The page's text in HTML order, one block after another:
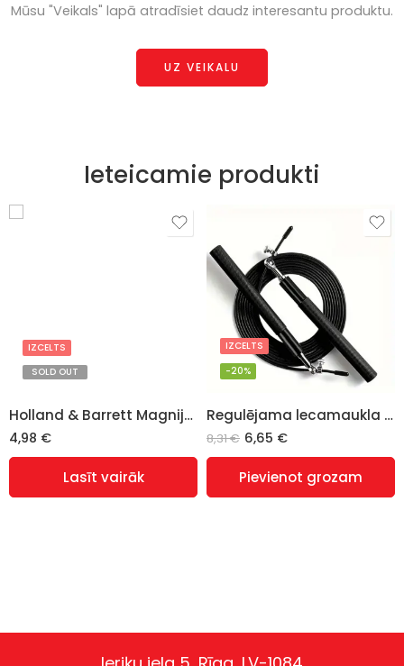
Mūsu "Veikals" lapā atradīsiet daudz interesantu produktu.
UZ VEIKALU
Ieteicamie produkti
Holland & Barrett Magnija bisglicināts (Magnesium Bisglycinate) 375mg – 30 kapsulas
IZCELTS
SOLD OUT
4,98 €
Lasīt vairāk
Regulējama lecamaukla 3m, nerūsējošais tērauds, melna
IZCELTS
-20%
8,31€ 6,65 €
Pievienot grozam